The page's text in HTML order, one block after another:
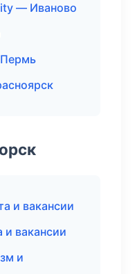
— Иваново
и вакансии
и вакансии
и